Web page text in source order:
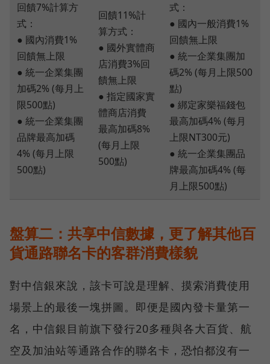
回饋7%計算方
式：
● 國內消費1%
回饋無上限
● 統一企業集團
加碼2% (每月上
限500點)
● 統一企業集團
品牌最高加碼
4% (每月上限
500點)
回饋11%計
算方式：
● 國外實體商
店消費3%回
饋無上限
● 指定國家實
體商店消費
最高加碼8%
(每月上限
500點)
式：
● 國內一般消費1%
回饋無上限
● 統一企業集團加
碼2% (每月上限500
點)
● 綁定家樂福錢包
最高加碼4% (每月
上限NT300元)
● 統一企業集團品
牌最高加碼4% (每
月上限500點)
盤算二：共享中信數據，更了解其他百
貨通路聯名卡的客群消費樣貌
對中信銀來說，該卡可說是理解、摸索消費使用
場景上的最後一塊拼圖。即便是國內發卡量第一
名，中信銀目前旗下發行20多種與各大百貨、航
空及加油站等通路合作的聯名卡，恐怕都沒有一